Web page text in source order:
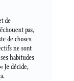
de
pas,
de choses
ne sont
habitudes
Je décide,